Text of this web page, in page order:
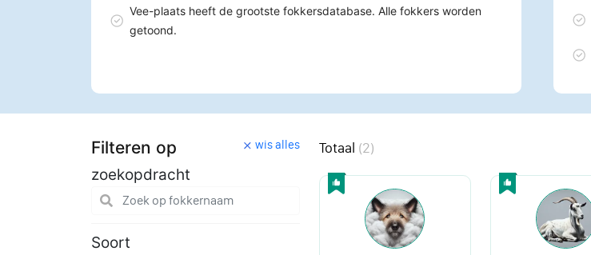
Vee-plaats heeft de grootste fokkersdatabase. Alle fokkers worden
getoond.
Filteren op wis alles
zoekopdracht
Soort
Totaal (2)